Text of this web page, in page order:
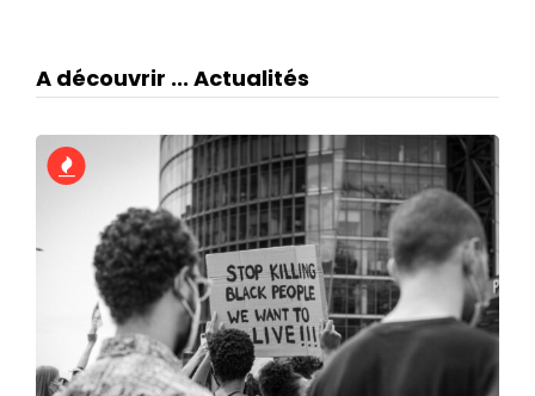
A découvrir ... Actualités